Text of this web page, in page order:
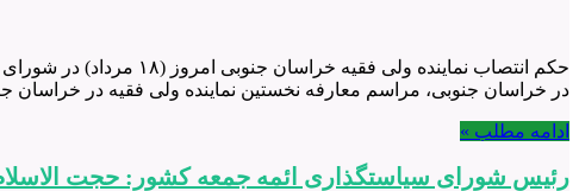
حکم انتصاب نماینده
در خراسان جنوبی، مراسم معارفه نخستین نماینده ولی فقیه در خراسان جنوبی امروز (۱۸ مرداد) با حضور حجت الاسلام مروی معاون ارتباطات
ادامه مطلب »
رئیس شورای سیاستگذاری ائمه جمعه کشور: حجت الاسلام